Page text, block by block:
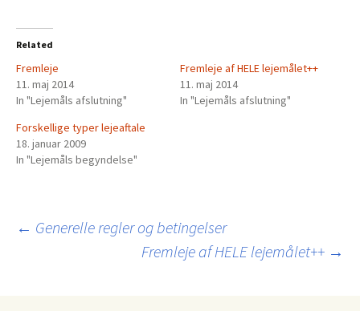
Related
Fremleje
11. maj 2014
In "Lejemåls afslutning"
Fremleje af HELE lejemålet++
11. maj 2014
In "Lejemåls afslutning"
Forskellige typer lejeaftale
18. januar 2009
In "Lejemåls begyndelse"
Indlægsnavigation
← Generelle regler og betingelser
Fremleje af HELE lejemålet++ →